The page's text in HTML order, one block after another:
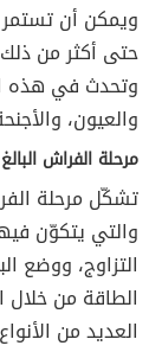
ويمكن أن
حتى أكثر من
وتحدث في هذه
والعيون،
مرحلة الفراش البالغ
تشكّل مرحلة
والتي يتكوّن
التزاوج، ووضع
الطاقة من خلال
العديد من